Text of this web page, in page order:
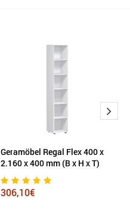
Geramöbel Regal Flex 400 x
2.160 x 400 mm (B x H x T)
306,10€